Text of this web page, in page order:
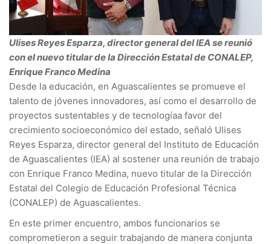
Ulises Reyes Esparza, director general del IEA se reunió
con el nuevo titular de la Dirección Estatal de CONALEP,
Enrique Franco Medina
Desde la educación, en Aguascalientes se promueve el
talento de jóvenes innovadores, así como el desarrollo de
proyectos sustentables y de tecnologíaa favor del
crecimiento socioeconómico del estado, señaló Ulises
Reyes Esparza, director general del Instituto de Educación
de Aguascalientes (IEA) al sostener una reunión de trabajo
con Enrique Franco Medina, nuevo titular de la Dirección
Estatal del Colegio de Educación Profesional Técnica
(CONALEP) de Aguascalientes.
En este primer encuentro, ambos funcionarios se
comprometieron a seguir trabajando de manera conjunta